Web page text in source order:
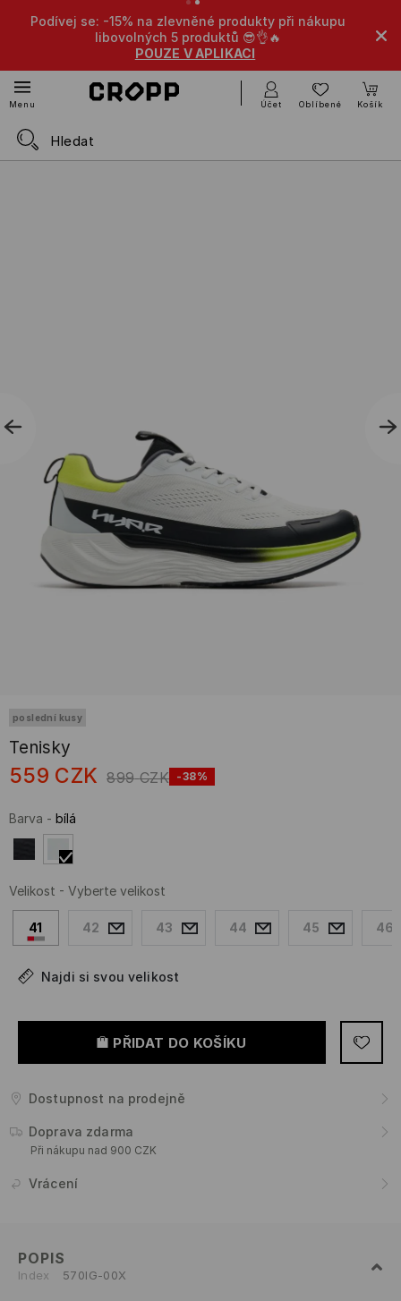
Podívej se: -15% na zlevněné produkty při nákupu
libovolných 5 produktů 😎👌🔥
POUZE V APLIKACI
Menu Účet Oblíbené Košík
poslední kusy
Tenisky
559 CZK 899 CZK -38%
Barva - bílá
Velikost - Vyberte velikost
41 42 43 44 45 46
Najdi si svou velikost
PŘIDAT DO KOŠÍKU
Dostupnost na prodejně
Doprava zdarma
Při nákupu nad 900 CZK
Vrácení
POPIS
Index 570IG-00X